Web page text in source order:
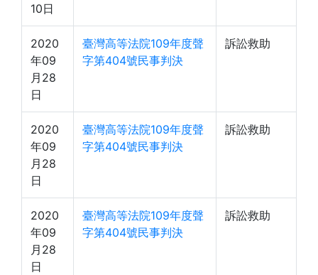
10日
2020
年09
月28
日
臺灣高等法院109年度聲
字第404號民事判決
訴訟救助
2020
年09
月28
日
臺灣高等法院109年度聲
字第404號民事判決
訴訟救助
2020
年09
月28
日
臺灣高等法院109年度聲
字第404號民事判決
訴訟救助